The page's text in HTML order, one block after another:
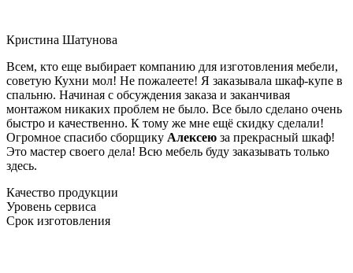
Кристина Шатунова
Всем, кто еще выбирает компанию для изготовления мебели,
советую Кухни мол! Не пожалеете! Я заказывала шкаф-купе в
спальню. Начиная с обсуждения заказа и заканчивая
монтажом никаких проблем не было. Все было сделано очень
быстро и качественно. К тому же мне ещё скидку сделали!
Огромное спасибо сборщику Алексею за прекрасный шкаф!
Это мастер своего дела! Всю мебель буду заказывать только
здесь.
Качество продукции
Уровень сервиса
Срок изготовления